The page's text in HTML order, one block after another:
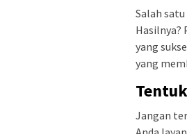
Salah
Hasilnya?
yang
yang
Jangan